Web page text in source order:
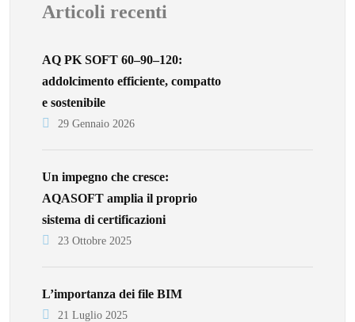
Articoli recenti
AQ PK SOFT 60–90–120:
addolcimento efficiente, compatto
e sostenibile
29 Gennaio 2026
Un impegno che cresce:
AQASOFT amplia il proprio
sistema di certificazioni
23 Ottobre 2025
L’importanza dei file BIM
21 Luglio 2025